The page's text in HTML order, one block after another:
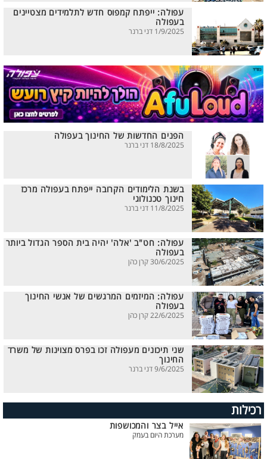
עפולה: ייפתח קמפוס חדש לתלמידים מצטיינים
בעפולה
1/9/2025 דני ברנר
הפנים החדשות של החינוך בעפולה
18/8/2025 דני ברנר
בשנת הלימודים הקרובה ייפתח בעפולה מרכז
חינוך טכנולוגי
11/8/2025 דני ברנר
עפולה: חט"ב 'אלה' יהיה בית הספר הגדול ביותר
בעפולה
30/6/2025 קרן כהן
עפולה: המיזמים המרגשים של אנשי החינוך
בעפולה
22/6/2025 קרן כהן
שני תיכונים מעפולה זכו בפרס מצוינות של משרד
החינוך
9/6/2025 דני ברנר
רכילות
אייל בצר והמכושפות
מערכת היום בעמק